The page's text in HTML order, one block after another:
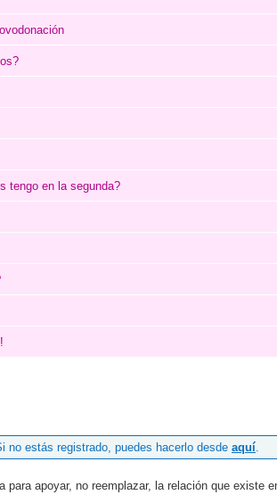
tengo en la segunda?
no estás registrado, puedes hacerlo desde aquí.
para apoyar, no reemplazar, la relación que